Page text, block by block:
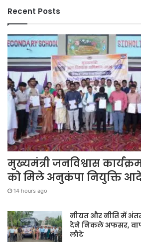
Recent Posts
मुख्यमंत्री जनविश्वास
को मिले अनुकंपा नियुक्ति
14 hours ago
नीयत और नीति में
देने निकले अफसर,
लौटे